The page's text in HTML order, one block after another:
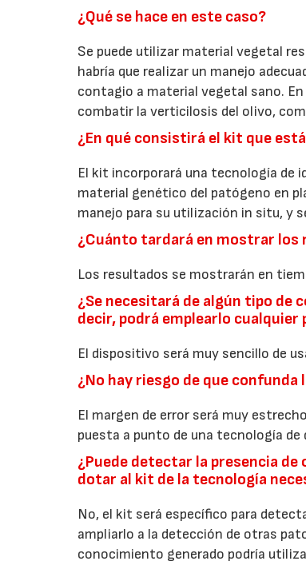
¿Qué se hace en este caso?
Se puede utilizar material vegetal
habría que realizar un manejo
contagio a material vegetal sano.
combatir la verticilosis del olivo,
¿En qué consistirá el kit que
El kit incorporará una tecnología de
material genético del patógeno en
manejo para su utilización in situ, y
¿Cuánto tardará en mostrar los
Los resultados se mostrarán en
¿Se necesitará de algún tipo de
decir, podrá emplearlo cualquier
El dispositivo será muy sencillo de
¿No hay riesgo de que
El margen de error será muy
puesta a punto de una tecnología
¿Puede detectar la presencia
dotar al kit de la tecnología
No, el kit será específico para
ampliarlo a la detección de otras
conocimiento generado podría